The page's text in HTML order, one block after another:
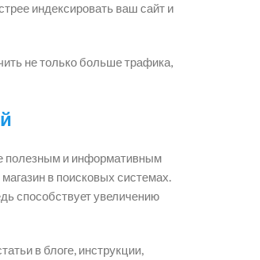
индексировать ваш сайт и
не только больше трафика,
полезным и информативным
в поисковых системах.
способствует увеличению
в блоге, инструкции,